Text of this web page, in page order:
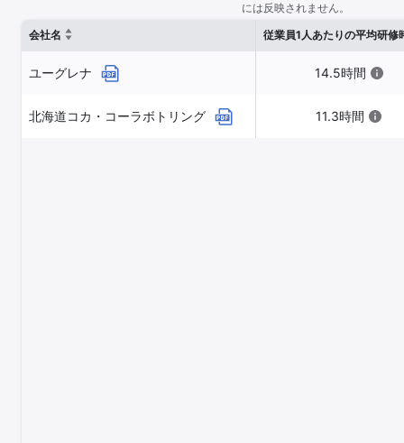
には反映されません。
会社名
従業員1人あたりの平均研修
ユーグレナ 14.5時間
北海道コカ・コーラボトリング 11.3時間